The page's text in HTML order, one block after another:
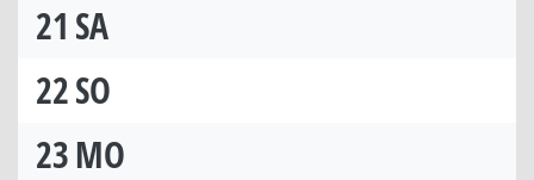
21 SA
22SO
23MO